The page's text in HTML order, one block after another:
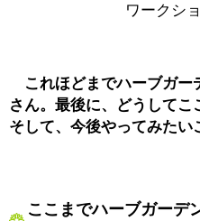
ワークシ
これほどまでハーブガー
さん。最後に、どうしてこ
そして、今後やってみたい
ここまでハーブガーデ